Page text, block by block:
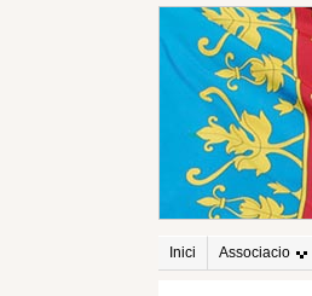
Inici Associacio